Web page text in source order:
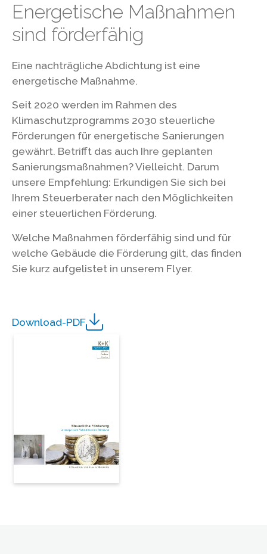
Energetische Maßnahmen
sind förderfähig
Eine nachträgliche Abdichtung ist eine
energetische Maßnahme.
Seit 2020 werden im Rahmen des
Klimaschutzprogramms 2030 steuerliche
Förderungen für energetische Sanierungen
gewährt. Betrifft das auch Ihre geplanten
Sanierungsmaßnahmen? Vielleicht. Darum
unsere Empfehlung: Erkundigen Sie sich bei
Ihrem Steuerberater nach den Möglichkeiten
einer steuerlichen Förderung.
Welche Maßnahmen förderfähig sind und für
welche Gebäude die Förderung gilt, das finden
Sie kurz aufgelistet in unserem Flyer.
Download-PDF